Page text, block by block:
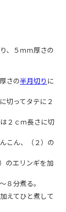
、５ｍｍ厚さの
さの半月切り に
切ってタテに２
２ｃｍ長さに切
こん、（２）の
のエリンギを加
８分煮る。
えてひと煮して